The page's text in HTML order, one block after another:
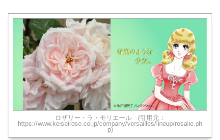
ロザリー・ラ・モリエール (引用元：
https://www.keiseirose.co.jp/company/versailles/lineup/rosalie.ph
p)